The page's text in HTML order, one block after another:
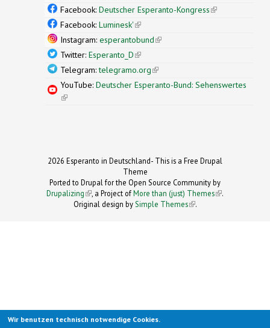
external)
Facebook: Deutscher Esperanto-Kongress(link is
Facebook: Luminesk'(link is external)
Instagram: esperantobund(link is external)
Twitter: Esperanto_D(link is external)
Telegram:telegramo.org(link is external)
YouTube: Deutscher Esperanto-Bund: Sehenswertes
(link is external)
2026 Esperanto in Deutschland- This is a Free Drupal
Theme
Ported to Drupal for the Open Source Community by
Drupalizing(link is external)
, a Project ofMore than (just) Themes (link is
.
Original design by Simple Themes
(link is
.
Wir benutzen technisch notwendige Cookies.